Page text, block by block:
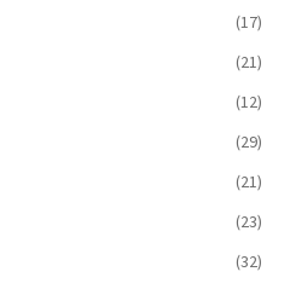
(17)
(21)
(12)
(29)
(21)
(23)
(32)